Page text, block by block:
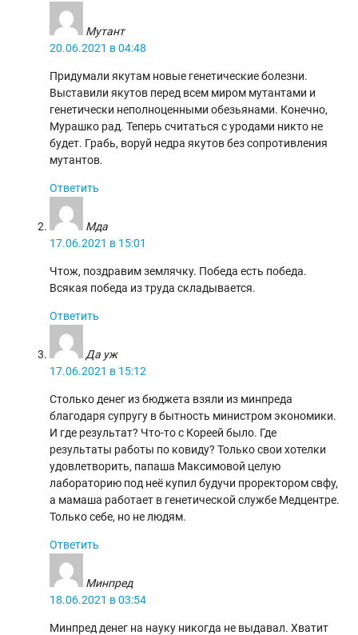
Мутант
20.06.2021 в 04:48
Придумали якутам новые генетические болезни.
Выставили якутов перед всем миром мутантами и
генетически неполноценными обезьянами. Конечно,
Мурашко рад. Теперь считаться с уродами никто не
будет. Грабь, воруй недра якутов без сопротивления
мутантов.
Ответить
Мда
17.06.2021 в 15:01
Чтож, поздравим землячку. Победа есть победа.
Всякая победа из труда складывается.
Ответить
Да уж
17.06.2021 в 15:12
Столько денег из бюджета взяли из минпреда
благодаря супругу в бытность министром экономики.
И где результат? Что-то с Кореей было. Где
результаты работы по ковиду? Только свои хотелки
удовлетворить, папаша Максимовой целую
лабораторию под неё купил будучи проректором свфу,
а мамаша работает в генетической службе Медцентре.
Только себе, но не людям.
Ответить
Минпред
18.06.2021 в 03:54
Минпред денег на науку никогда не выдавал. Хватит